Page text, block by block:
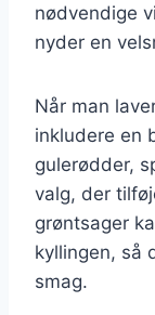
nødvendige
nyder en
Når man
inkludere en
gulerødder,
valg, der
grøntsager
kyllingen, så
smag.